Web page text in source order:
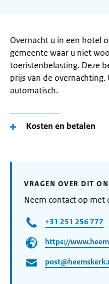
Overnacht u in een hotel
gemeente waar u niet
toeristenbelasting. Deze
prijs van de overnachting.
automatisch.
Kosten en betalen
VRAGEN OVER DIT
Neem contact op met
+31 251 256 777
https://